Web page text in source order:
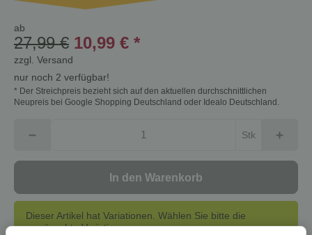
ab
27,99 € 10,99 € *
zzgl. Versand
nur noch 2 verfügbar!
* Der Streichpreis bezieht sich auf den aktuellen durchschnittlichen
Neupreis bei Google Shopping Deutschland oder Idealo Deutschland.
Stk
In den Warenkorb
Dieser Artikel hat Variationen. Wählen Sie bitte die
gewünschte Variation aus.